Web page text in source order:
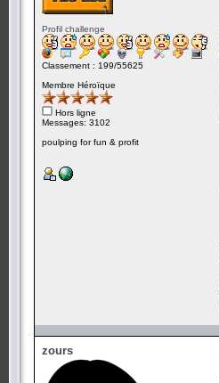
Profil challenge
Classement : 199/55625
Membre Héroïque
Hors ligne
Messages: 3102
poulping for fun & profit
zours